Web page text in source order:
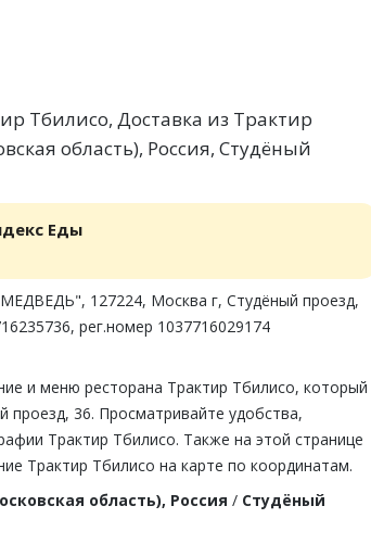
Тбилисо, Доставка из Трактир
область), Россия, Студёный
Еды
127224, Москва г, Студёный проезд,
рег.номер 1037716029174
и меню ресторана Трактир Тбилисо, который
проезд, 36. Просматривайте удобства,
Трактир Тбилисо. Также на этой странице
Трактир Тбилисо на карте по координатам.
область), Россия / Студёный